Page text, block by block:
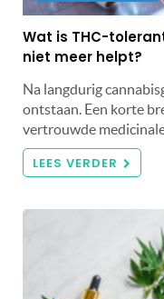
Wat is THC-
niet meer helpt?
Na langdurig
ontstaan. Een korte
vertrouwde
LEES VERDER